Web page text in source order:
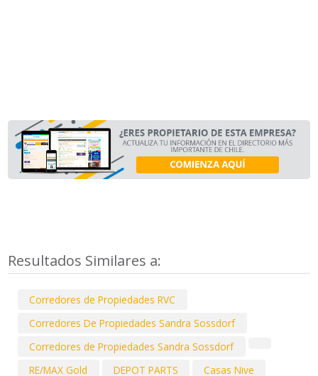
Resultados Similares a:
Corredores de Propiedades RVC
Corredores De Propiedades Sandra Sossdorf
Corredores de Propiedades Sandra Sossdorf
RE/MAX Gold
DEPOT PARTS Casas Nive